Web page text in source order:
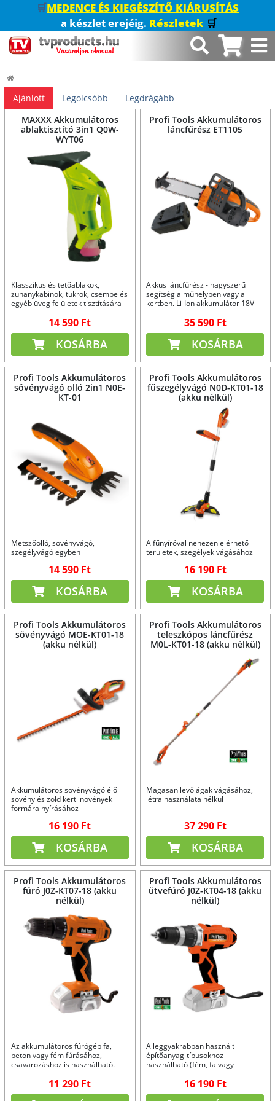
🛒MEDENCE ÉS KIEGÉSZÍTŐ KIÁRUSÍTÁS
a készlet erejéig. Részletek 🛒
Ajánlott Legolcsóbb
Legdrágább
MAXXX Akkumulátoros
ablaktisztító 3in1 Q0W-
WYT06
Klasszikus és tetőablakok,
zuhanykabinok, tükrök, csempe és
egyéb üveg felületek tisztítására
14 590 Ft
KOSÁRBA
Profi Tools Akkumulátoros
láncfűrész ET1105
Akkus láncfűrész - nagyszerű
segítség a műhelyben vagy a
kertben. Li-Ion akkumulátor 18V
35 590 Ft
KOSÁRBA
Profi Tools Akkumulátoros
sövényvágó olló 2in1 N0E-
KT-01
Metszőolló, sövényvágó,
szegélyvágó egyben
14 590 Ft
KOSÁRBA
Profi Tools Akkumulátoros
fűszegélyvágó N0D-KT01-18
(akku nélkül)
A fűnyíróval nehezen elérhető
területek, szegélyek vágásához
16 190 Ft
KOSÁRBA
Profi Tools Akkumulátoros
sövényvágó MOE-KT01-18
(akku nélkül)
Akkumulátoros sövényvágó élő
sövény és zöld kerti növények
formára nyírásához
16 190 Ft
KOSÁRBA
Profi Tools Akkumulátoros
teleszkópos láncfűrész
M0L-KT01-18 (akku nélkül)
Magasan levő ágak vágásához,
létra használata nélkül
37 290 Ft
KOSÁRBA
Profi Tools Akkumulátoros
fúró J0Z-KT07-18 (akku
nélkül)
Az akkumulátoros fúrógép fa,
beton vagy fém fúrásához,
csavarozáshoz is használható.
11 290 Ft
Profi Tools Akkumulátoros
ütvefúró J0Z-KT04-18 (akku
nélkül)
A leggyakrabban használt
építőanyag-típusokhoz
használható (fém, fa vagy
16 190 Ft